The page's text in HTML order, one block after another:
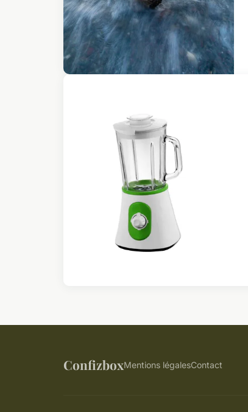
ConfizboxMentions légalesContact